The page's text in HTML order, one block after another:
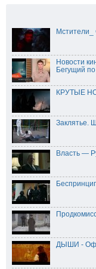
Новости
Бегущий
КРУТЫЕ
Заклятье.
Власть —
ДЫШИ -